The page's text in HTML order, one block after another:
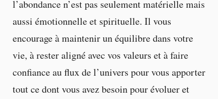
l’abondance n’est pas seulement matérielle mais
aussi émotionnelle et spirituelle. Il vous
encourage à maintenir un équilibre dans votre
vie, à rester aligné avec vos valeurs et à faire
confiance au flux de l’univers pour vous apporter
tout ce dont vous avez besoin pour évoluer et